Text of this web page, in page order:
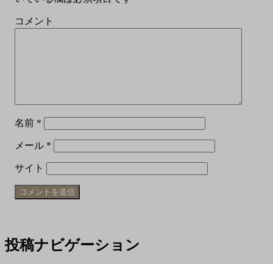
コメント
名前 *
メール *
サイト
投稿ナビゲーション